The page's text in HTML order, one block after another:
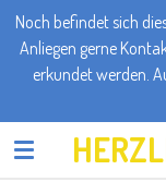
Zum
Hauptinhalt
springen
Noch befindet sich
Anliegen gerne
erkundet werden.